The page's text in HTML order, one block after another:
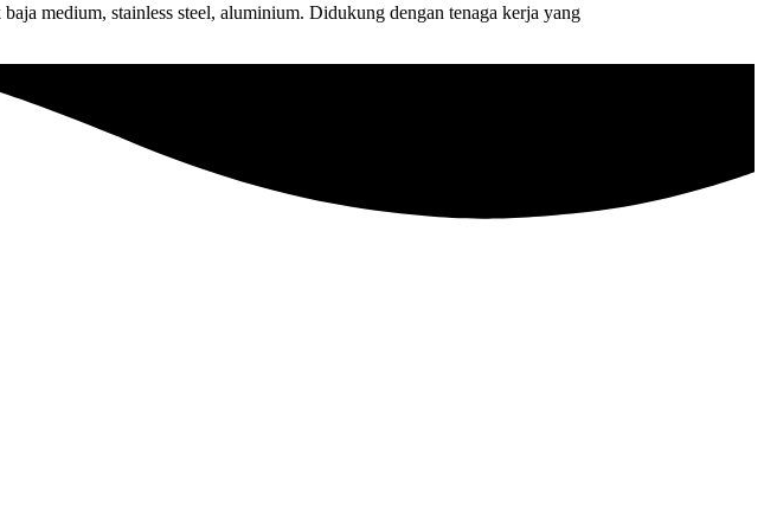
medium, stainless steel, aluminium. Didukung dengan tenaga kerja yang